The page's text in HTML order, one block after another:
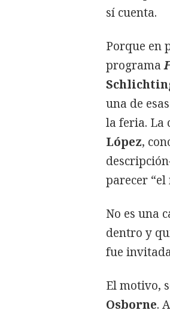
sí cuenta.
Porque en
programa
una de
la feria. La
López,
parecer
No es una
dentro y
fue
El motivo,
Osborne.